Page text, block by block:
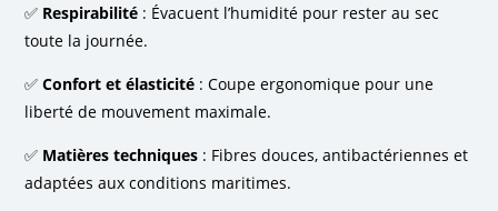
✅ Respirabilité : Évacuent l’humidité pour rester au sec
toute la journée.
✅Confort et élasticité : Coupe ergonomique pour une
liberté de mouvement maximale.
✅ Matières techniques : Fibres douces, antibactériennes et
adaptées aux conditions maritimes.